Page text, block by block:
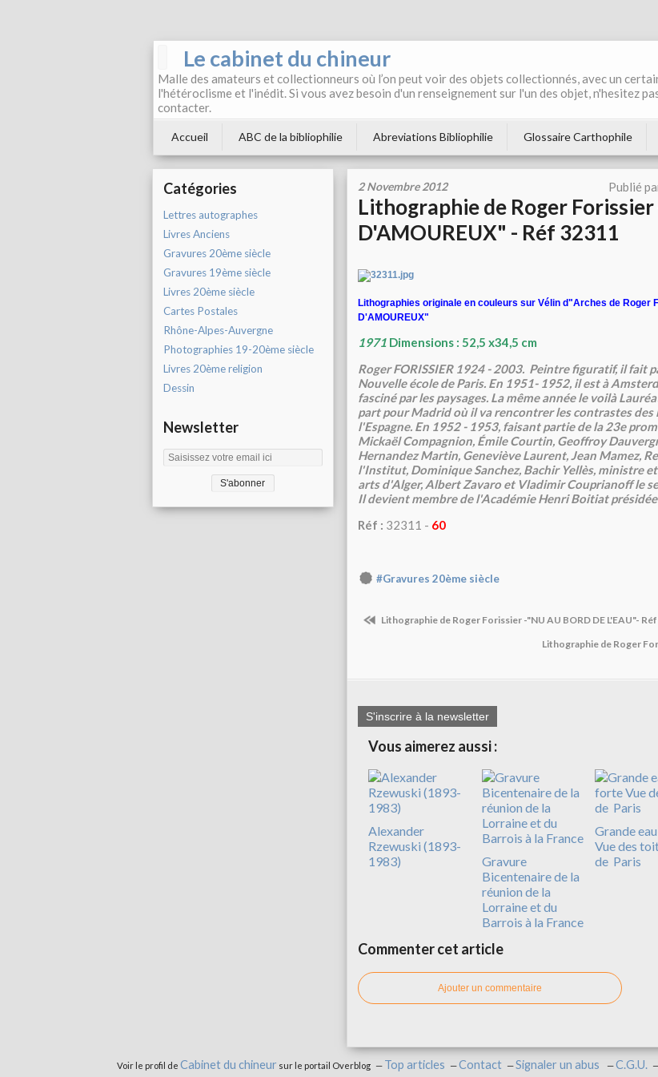
Le cabinet du chineur
Malle des amateurs et collectionneurs où l’on peut voir des objets collectionnés, avec un
l'hétéroclisme et l'inédit. Si vous avez besoin d'un renseignement sur l'un des objet, n'hesitez
contacter.
Accueil ABC de la bibliophilie Abreviations Bibliophilie Glossaire Carthophile
Catégories
Lettres autographes
Livres Anciens
Gravures 20ème siècle
Gravures 19ème siècle
Livres 20ème siècle
Cartes Postales
Rhône-Alpes-Auvergne
Photographies 19-20ème siècle
Livres 20ème religion
Dessin
Newsletter
2 Novembre 2012 Publié
Lithographie de Roger Forissier
D'AMOUREUX" - Réf 32311
Lithographies originale en couleurs sur Vélin d"Arches de Roger
D'AMOUREUX"
1971 Dimensions : 52,5 x34,5 cm
Roger FORISSIER 1924 - 2003. Peintre figuratif, il fait
Nouvelle école de Paris. En 1951- 1952, il est à
fasciné par les paysages. La même année le voilà
part pour Madrid où il va rencontrer les contrastes des
l'Espagne. En 1952 - 1953, faisant partie de la 23e
Mickaël Compagnion, Émile Courtin, Geoffroy
Hernandez Martin, Geneviève Laurent, Jean Mamez,
l'Institut, Dominique Sanchez, Bachir Yellès, ministre
arts d'Alger, Albert Zavaro et Vladimir Couprianoff le
Il devient membre de l'Académie Henri Boitiat
Réf : 32311 - 60
#Gravures 20ème siècle
Lithographie de Roger Forissier -"NU AU BORD DE L'EAU"-
Lithographie de Roger
S'inscrire à la newsletter
Vous aimerez aussi :
Alexander
Rzewuski (1893-
1983)
Gravure
Bicentenaire de la
réunion de la
Lorraine et du
Barrois à la France
Grande
Vue des
de Paris
Commenter cet article
Ajouter un commentaire
Voir le profil de Cabinet du chineur sur le portail Overblog Top articles Contact Signaler un abus C.G.U.